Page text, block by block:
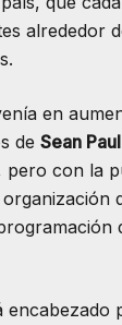
alrededor
en
de Sean Paul
pero con la
encabezado